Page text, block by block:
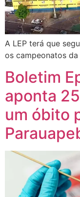
A LEP terá que
os campeonatos da
Boletim
aponta
um óbito